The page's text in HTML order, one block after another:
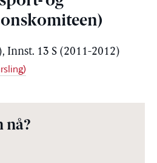
Innst. 13 S (2011-2012)
nå?